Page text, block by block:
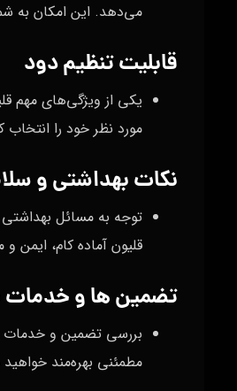
می‌دهد. این امکان به
قابلیت تنظیم دود
یکی از ویژگی‌های مهم
مورد نظر خود را
نکات بهداشتی و
توجه به مسائل
قلیون آماده کام، ایمن
تضمین‌ ها و
بررسی تضمین و خدمات
مطمئنی بهره‌مند